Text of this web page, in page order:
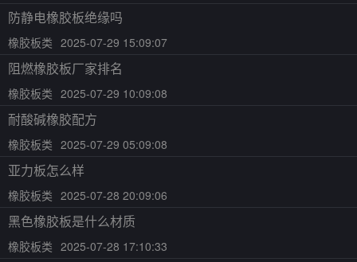
防静电橡胶板绝缘吗
橡胶板类 2025-07-29 15:09:07
阻燃橡胶板厂家排名
橡胶板类 2025-07-29 10:09:08
耐酸碱橡胶配方
橡胶板类 2025-07-29 05:09:08
亚力板怎么样
橡胶板类 2025-07-28 20:09:06
黑色橡胶板是什么材质
橡胶板类 2025-07-28 17:10:33